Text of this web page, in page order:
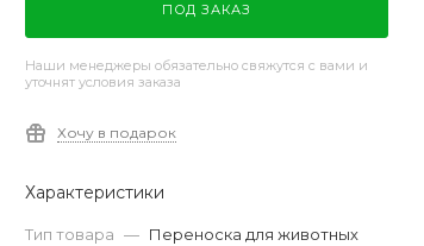
ПОД ЗАКАЗ
Наши менеджеры обязательно свяжутся с вами и
уточнят условия заказа
Хочу в подарок
Характеристики
Тип товара — Переноска для животных